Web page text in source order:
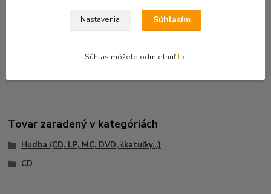
7 Sodomize A Priest
10 God Is A Shemale
Tovar zaradený v kategóriách
Hudba (CD, LP, MC, DVD, škatuľky...)
CD
Nastavenia Súhlasím
Súhlas môžete odmietnuťtu.